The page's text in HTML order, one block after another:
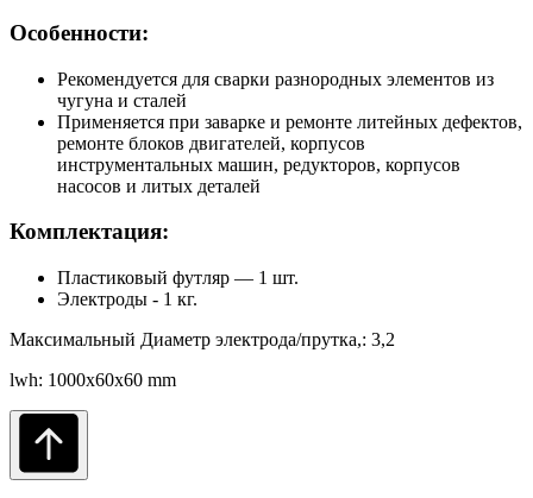
Особенности:
Рекомендуется для сварки разнородных элементов из
чугуна и сталей
Применяется при заварке и ремонте литейных дефектов,
ремонте блоков двигателей, корпусов
инструментальных машин, редукторов, корпусов
насосов и литых деталей
Комплектация:
Пластиковый футляр — 1 шт.
Электроды - 1 кг.
Максимальный Диаметр электрода/прутка,: 3,2
lwh: 1000x60x60 mm